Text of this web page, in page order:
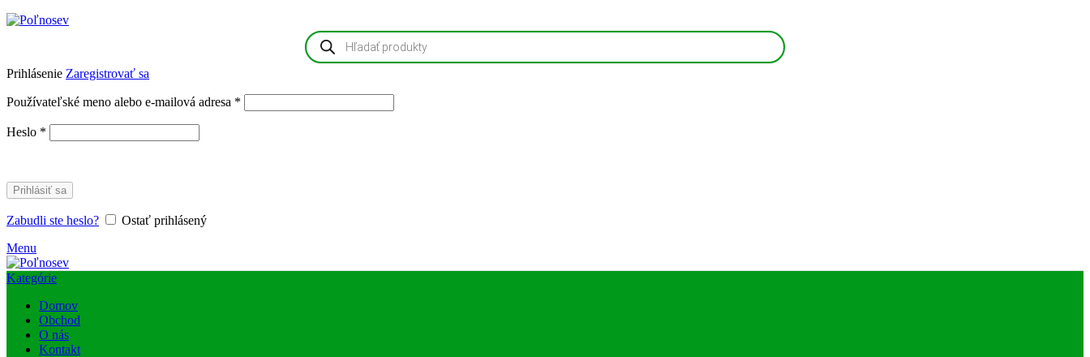
Products
search
Prihlásenie Zaregistrovať sa
Používateľské meno alebo e-mailová adresa *
Heslo *
Prihlásiť sa
Zabudli ste heslo?
Ostať prihlásený
Menu
Kategórie
Domov
Obchod
O nás
Kontakt